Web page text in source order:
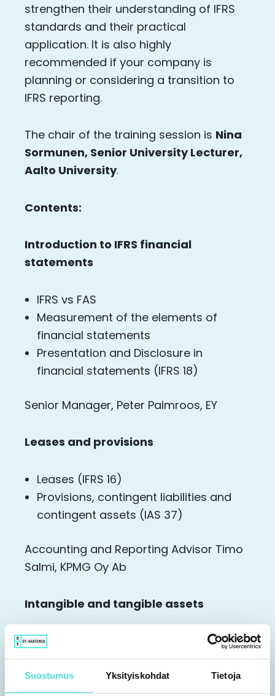
Suostumus Yksityiskohdat Tietoja
strengthen their understanding of IFRS
standards and their practical
application. It is also highly
recommended if your company is
planning or considering a transition to
IFRS reporting.
The chair of the training session is Nina
Sormunen, Senior University Lecturer,
Aalto University.
Contents:
Introduction to IFRS financial
statements
IFRS vs FAS
Measurement of the elements of
financial statements
Presentation and Disclosure in
financial statements (IFRS 18)
Senior Manager, Peter Palmroos, EY
Leases and provisions
Leases (IFRS 16)
Provisions, contingent liabilities and
contingent assets (IAS 37)
Accounting and Reporting Advisor Timo
Salmi, KPMG Oy Ab
Intangible and tangible assets
Property, plant and equipment (IAS 16)
Intangible assets (IAS 38)
Inventories (IAS 2)